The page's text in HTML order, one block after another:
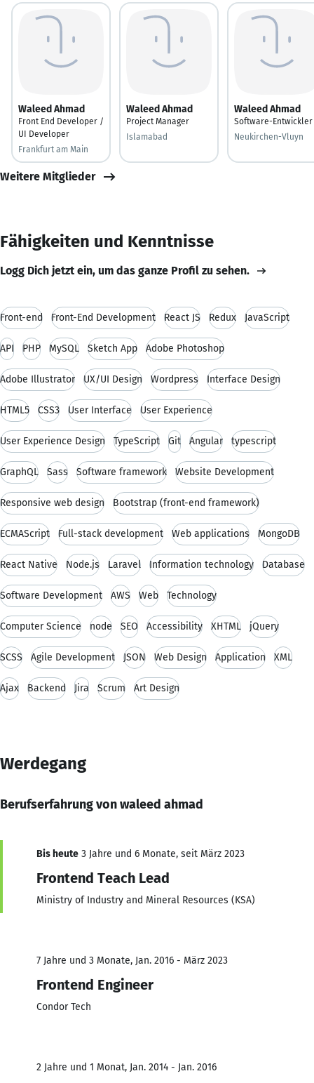
Waleed Ahmad
Front End Developer /
UI Developer
Frankfurt am Main
Waleed Ahmad
Project Manager
Islamabad
Waleed Ahmad
Software-Entwickler
Neukirchen-Vluyn
Weitere Mitglieder
Fähigkeiten und Kenntnisse
Logg Dich jetzt ein, um das ganze Profil zu sehen.
Front-end Front-End Development React JS Redux JavaScript
API PHP MySQL Sketch App Adobe Photoshop
Adobe Illustrator UX/UI Design Wordpress Interface Design
HTML5 CSS3 User Interface User Experience
User Experience Design TypeScript Git Angular typescript
GraphQL Sass Software framework Website Development
Responsive web design Bootstrap (front-end framework)
ECMAScript Full-stack development Web applications MongoDB
React Native Node.js Laravel Information technology Database
Software Development AWS Web Technology
Computer Science node SEO Accessibility XHTML jQuery
SCSS Agile Development JSON Web Design Application XML
Ajax Backend Jira Scrum Art Design
Werdegang
Berufserfahrung von waleed ahmad
Bis heute 3 Jahre und 6 Monate, seit März 2023
Frontend Teach Lead
Ministry of Industry and Mineral Resources (KSA)
7 Jahre und 3 Monate, Jan. 2016 - März 2023
Frontend Engineer
Condor Tech
2 Jahre und 1 Monat, Jan. 2014 - Jan. 2016